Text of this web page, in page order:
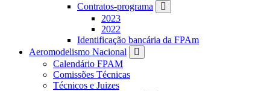
Contratos-programa
2023
2022
Identificação bancária da FPAm
Aeromodelismo Nacional
Calendário FPAM
Comissões Técnicas
Técnicos e Juizes